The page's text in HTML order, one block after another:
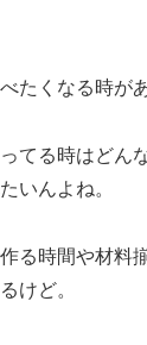
たくなる時があ
てる時はどん
いんよね。
る時間や材料
けど。